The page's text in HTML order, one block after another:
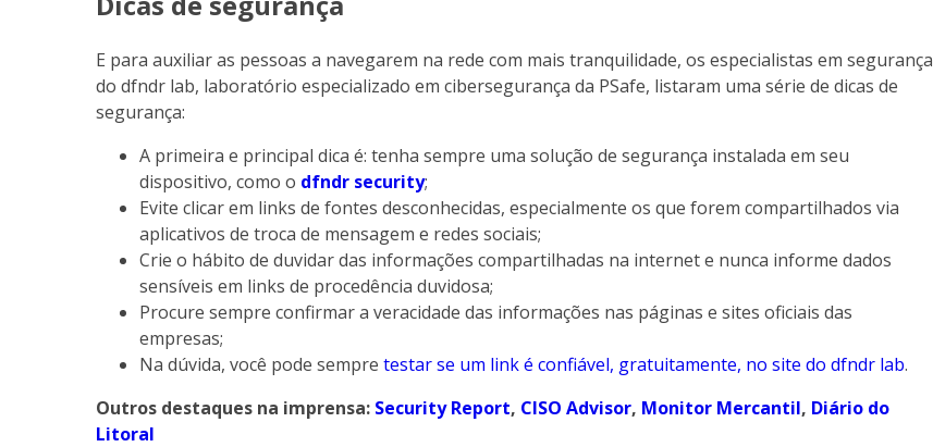
E para auxiliar as pessoas a navegarem na rede com mais tranquilidade, os especialistas em segurança
do dfndr lab, laboratório especializado em cibersegurança da PSafe, listaram uma série de dicas de
segurança:
A primeira e principal dica é: tenha sempre uma solução de segurança instalada em seu
dispositivo, como o dfndr security;
Evite clicar em links de fontes desconhecidas, especialmente os que forem compartilhados via
aplicativos de troca de mensagem e redes sociais;
Crie o hábito de duvidar das informações compartilhadas na internet e nunca informe dados
sensíveis em links de procedência duvidosa;
Procure sempre confirmar a veracidade das informações nas páginas e sites oficiais das
empresas;
Na dúvida, você pode sempre testar se um link é confiável, gratuitamente, no site do dfndr lab.
Outros destaques na imprensa: Security Report, CISO Advisor, Monitor Mercantil, Diário do
Litoral